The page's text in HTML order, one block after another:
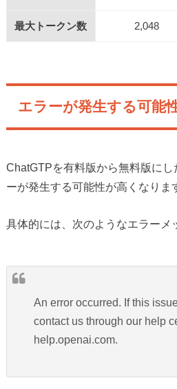
最大トークン数 2,048
エラーが発生する可能
ChatGTPを有料版から無料版に
ーが発生する可能性が高くなりま
具体的には、次のようなエラーメ
An error occurred. If this
contact us through our help
help.openai.com.